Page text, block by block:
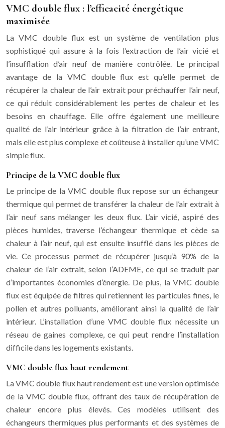
VMC double flux : l’efficacité énergétique
maximisée
La VMC double flux est un système de ventilation plus
sophistiqué qui assure à la fois l’extraction de l’air vicié et
l’insufflation d’air neuf de manière contrôlée. Le principal
avantage de la VMC double flux est qu’elle permet de
récupérer la chaleur de l’air extrait pour préchauffer l’air neuf,
ce qui réduit considérablement les pertes de chaleur et les
besoins en chauffage. Elle offre également une meilleure
qualité de l’air intérieur grâce à la filtration de l’air entrant,
mais elle est plus complexe et coûteuse à installer qu’une VMC
simple flux.
Principe de la VMC double flux
Le principe de la VMC double flux repose sur un échangeur
thermique qui permet de transférer la chaleur de l’air extrait à
l’air neuf sans mélanger les deux flux. L’air vicié, aspiré des
pièces humides, traverse l’échangeur thermique et cède sa
chaleur à l’air neuf, qui est ensuite insufflé dans les pièces de
vie. Ce processus permet de récupérer jusqu’à 90% de la
chaleur de l’air extrait, selon l’ADEME, ce qui se traduit par
d’importantes économies d’énergie. De plus, la VMC double
flux est équipée de filtres qui retiennent les particules fines, le
pollen et autres polluants, améliorant ainsi la qualité de l’air
intérieur. L’installation d’une VMC double flux nécessite un
réseau de gaines complexe, ce qui peut rendre l’installation
difficile dans les logements existants.
VMC double flux haut rendement
La VMC double flux haut rendement est une version optimisée
de la VMC double flux, offrant des taux de récupération de
chaleur encore plus élevés. Ces modèles utilisent des
échangeurs thermiques plus performants et des systèmes de